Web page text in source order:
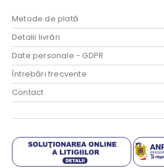
Metode de plată
Detalii livrări
Date personale - GDPR
Întrebări frecvente
Contact